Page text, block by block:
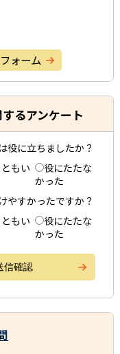
ォーム
るアンケート
役に立ちましたか？
もい
役にたたな
かった
やすかったですか？
もい
役にたたな
かった